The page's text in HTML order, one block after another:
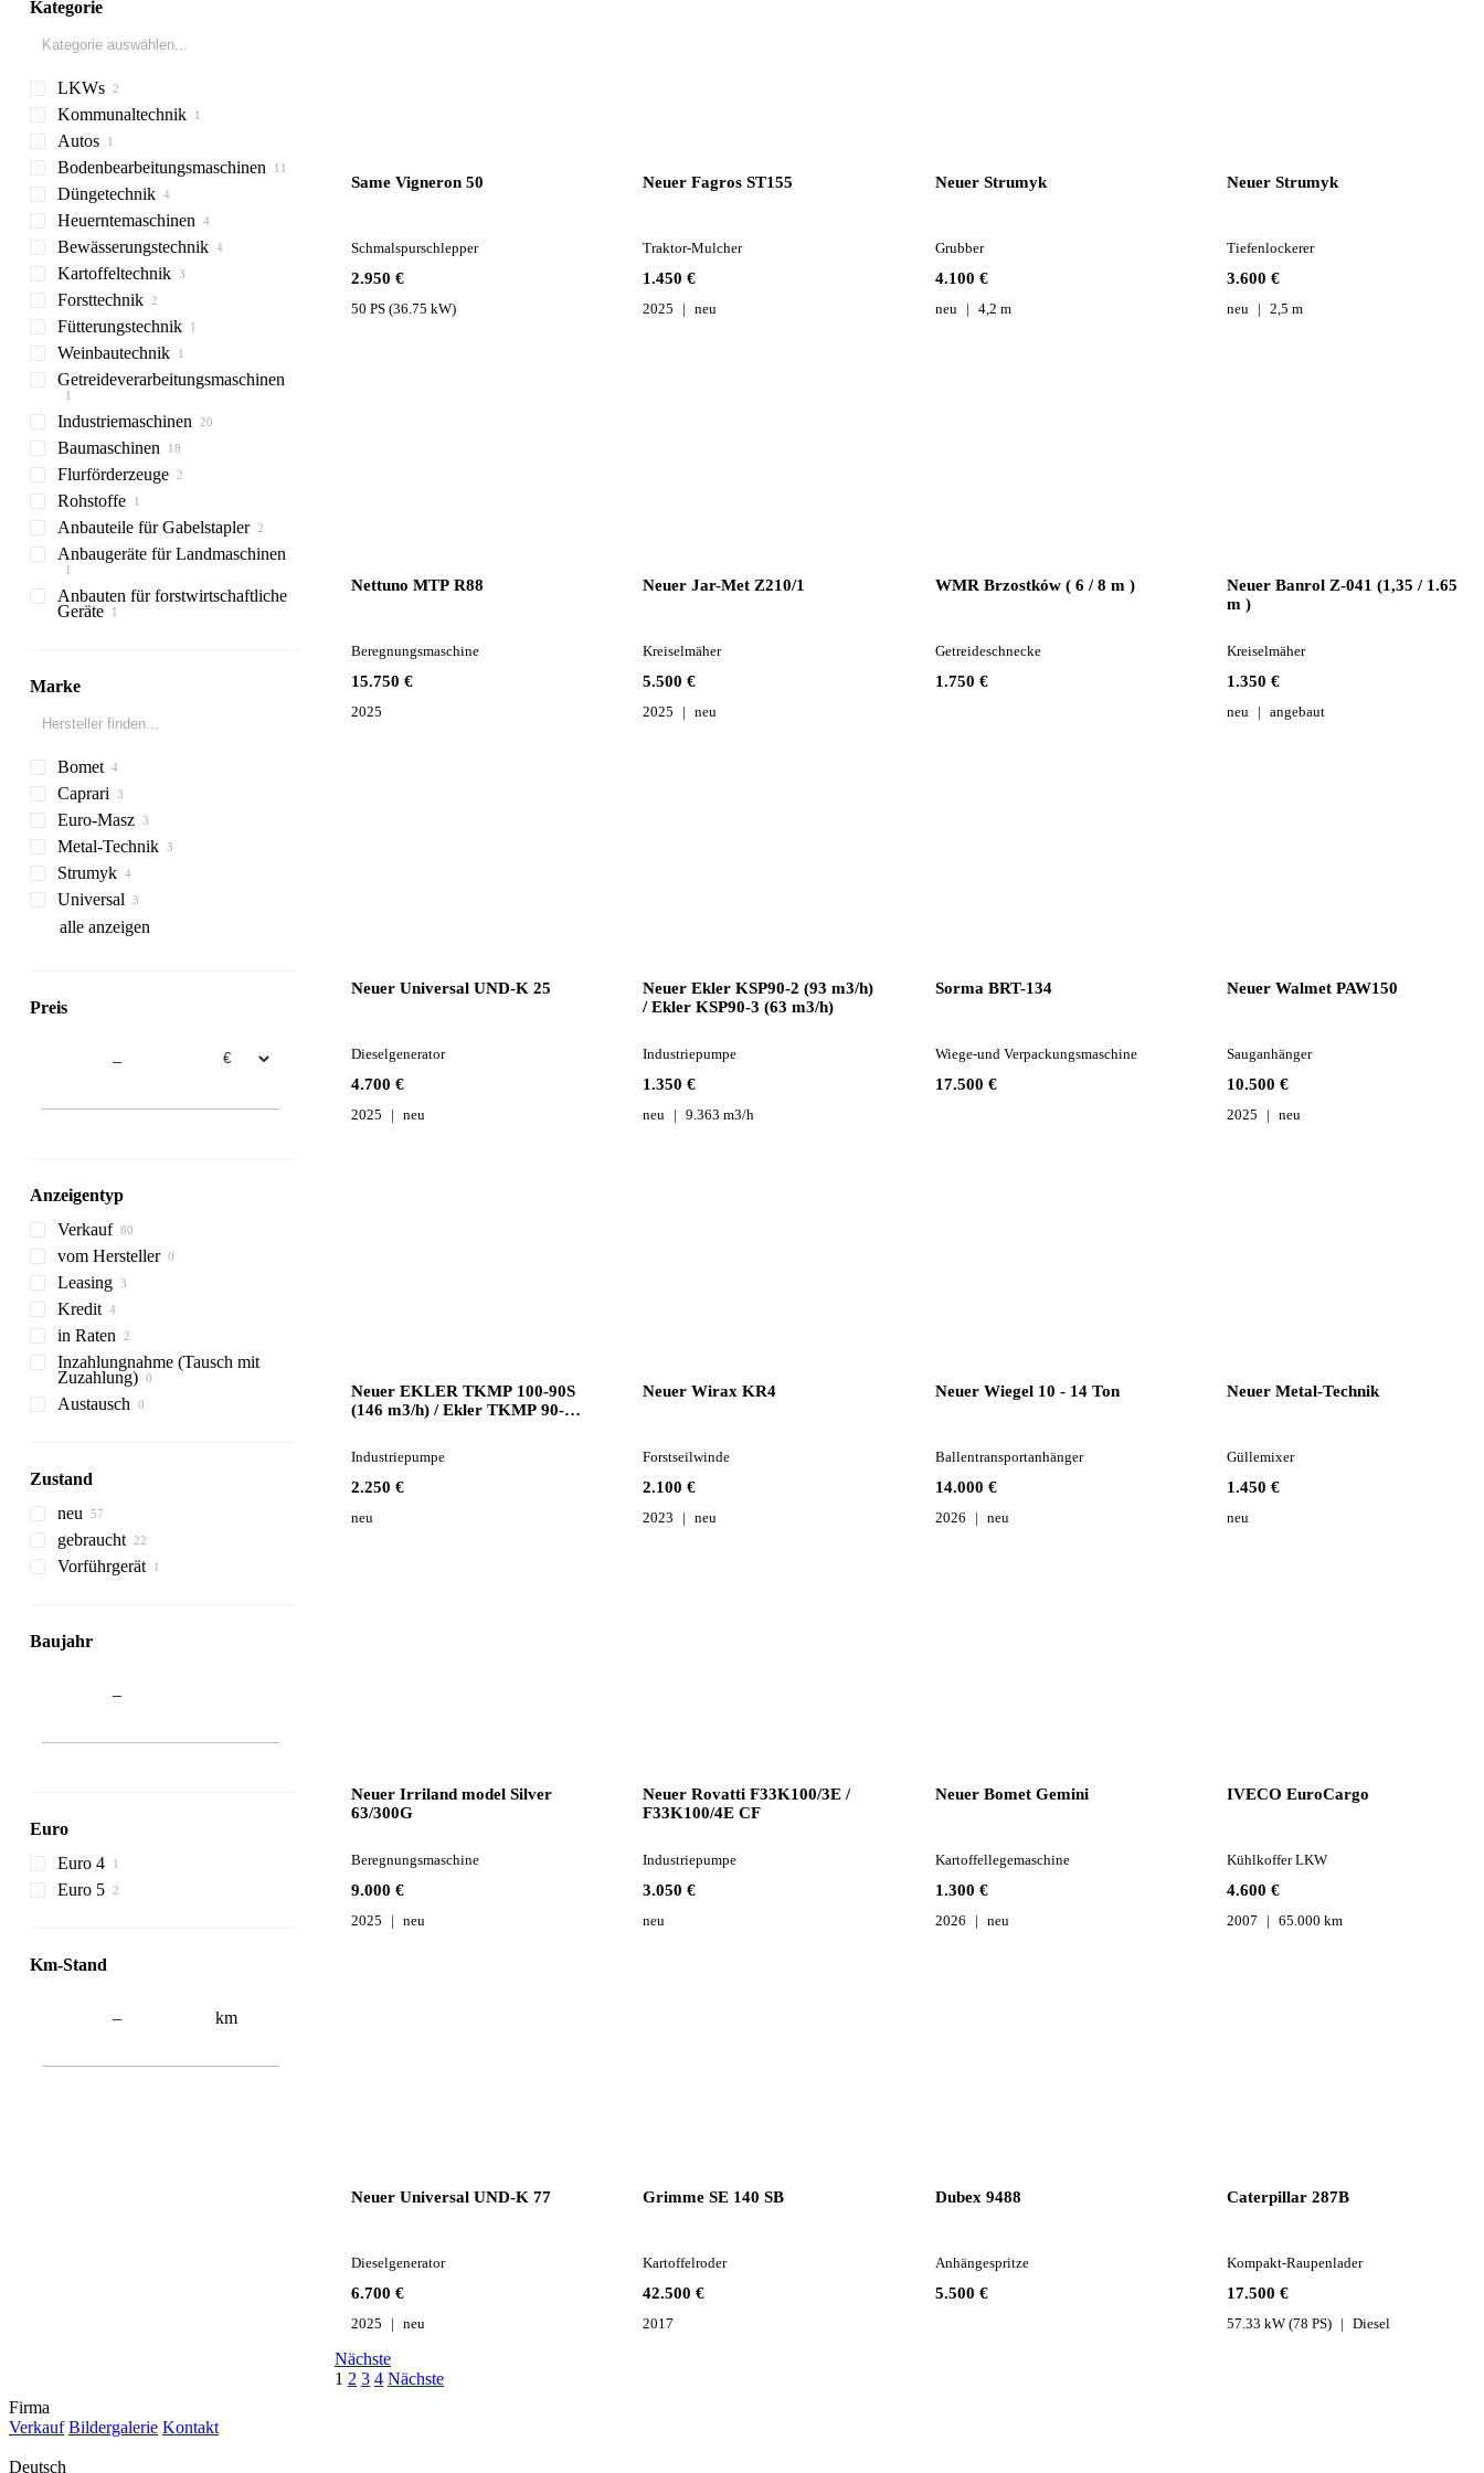
Kategorie
LKWs
Planen-LKW
Kühlkoffer LKW
Kommunaltechnik
Kommunalfahrzeuge
Sauganhänger
Autos
Bodenbearbeitungsmaschinen
Grubber
Tiefenlockerer
Feingrubber
Eggen
Scheibeneggen
Mulcher
Traktor-Mulcher
Wieseneggen
Bodenfräsen
Häufler
Düngetechnik
Düngerstreuer
Anbaudüngerstreuer
Miststreuer
Gülleverteiler
Güllemixer
Heuerntemaschinen
Mähwerke
Kreiselmäher
Schwader
Ballentransportanhänger
Bewässerungstechnik
Anhängespritzen
Beregnungsmaschinen
Kartoffeltechnik
Kartoffellegemaschinen
Beetformer
Kartoffelroder
Forsttechnik
Forstmulcher
Fütterungstechnik
Fütterungstechnik
Futtermischwagen
Weinbautechnik
Schmalspurschlepper
Getreideverarbeitungsmaschinen
Getreideschnecken
Industriemaschinen
Stromgeneratoren
Dieselgeneratoren
Pumpenanlagen
Industriepumpen
Motorpumpen
Verpackungsmaschinen
Wiege-und
Verpackungsmaschinen
Baumaschinen
Bagger
Kettenbagger
Baggerlader
Minibagger
Lader
Kompakt-Raupenlader
Multifunktionslader
Walzen
kleine Walzen
Arbeitsbühnen
Flurförderzeuge
Gabelstapler
Geländestapler
Rohstoffe
Baustoffe
Wandmaterialen
Anbauteile für Gabelstapler
Gabelstapler-Rotatoren
Anbaugeräte für Landmaschinen
Silageschaufeln
Anbauten für forstwirtschaftliche
Geräte
Marke
Bomet
V-MIX
Caprari
570
LF
Euro-Masz
FDT
SE
HX-series
Robex
EuroCargo
3DX
205
HT
KV
Albatros
Metal-Technik
SL
Strumyk
Tiger
Universal
Junior
alle anzeigen
Preis
–
Anzeigentyp
Verkauf
vom Hersteller
Leasing
Kredit
in Raten
Inzahlungnahme (Tausch mit
Zuzahlung)
Austausch
Zustand
neu
gebraucht
Vorführgerät
Baujahr
–
Euro
Euro 4
Euro 5
Km-Stand
– km
Same Vigneron 50
2.950 €
Schmalspurschlepper
50 PS (36.75 kW)
Neuer Fagros ST155
1.450 €
Traktor-Mulcher
2025 neu
Neuer Strumyk
4.100 €
Grubber
neu 4,2 m
Neuer Strumyk
3.600 €
Tiefenlockerer
neu 2,5 m
Nettuno MTP R88
15.750 €
Beregnungsmaschine
2025
Neuer Jar-Met Z210/1
5.500 €
Kreiselmäher
2025 neu
WMR Brzostków ( 6 / 8 m )
1.750 €
Getreideschnecke
Neuer Banrol Z-041 (1,35 / 1.65
m )
1.350 €
Kreiselmäher
neu angebaut
Neuer Universal UND-K 25
4.700 €
Dieselgenerator
2025 neu
Neuer Ekler KSP90-2 (93 m3/h)
/ Ekler KSP90-3 (63 m3/h)
1.350 €
Industriepumpe
neu 9.363 m3/h
Sorma BRT-134
17.500 €
Wiege-und Verpackungsmaschine
Neuer Walmet PAW150
10.500 €
Sauganhänger
2025 neu
Neuer EKLER TKMP 100-90S
(146 m3/h) / Ekler TKMP 90-3
2.250 €
Industriepumpe
neu
Neuer Wirax KR4
2.100 €
Forstseilwinde
2023 neu
Neuer Wiegel 10 - 14 Ton
14.000 €
Ballentransportanhänger
2026 neu
Neuer Metal-Technik
1.450 €
Güllemixer
neu
Neuer Irriland model Silver
63/300G
9.000 €
Beregnungsmaschine
2025 neu
Neuer Rovatti F33K100/3E /
F33K100/4E CF
3.050 €
Industriepumpe
neu
Neuer Bomet Gemini
1.300 €
Kartoffellegemaschine
2026 neu
IVECO EuroCargo
4.600 €
Kühlkoffer LKW
2007 65.000 km
Neuer Universal UND-K 77
6.700 €
Dieselgenerator
2025 neu
Grimme SE 140 SB
42.500 €
Kartoffelroder
2017
Dubex 9488
5.500 €
Anhängespritze
Caterpillar 287B
17.500 €
Kompakt-Raupenlader
57.33 kW (78 PS) Diesel
Nächste
1 2 3 4 Nächste
Firma
Verkauf Bildergalerie Kontakt
Deutsch